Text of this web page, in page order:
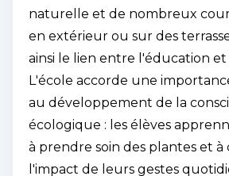
naturelle et de nombreux
en extérieur ou sur des
ainsi le lien entre l'éducation
L'école accorde une
au développement de la
écologique : les élèves
à prendre soin des plantes et
l'impact de leurs gestes